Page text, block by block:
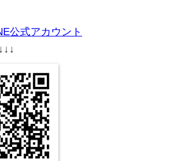
公式アカウント
↓↓↓